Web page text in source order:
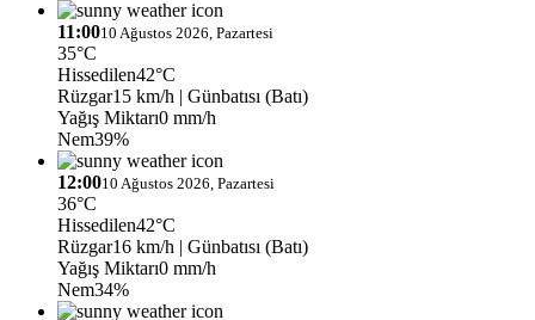
11:0010 Ağustos 2026, Pazartesi
35°C
Hissedilen42°C
Rüzgar15 km/h | Günbatısı (Batı)
Yağış Miktarı0 mm/h
Nem39%
12:0010 Ağustos 2026, Pazartesi
36°C
Hissedilen42°C
Rüzgar16 km/h | Günbatısı (Batı)
Yağış Miktarı0 mm/h
Nem34%